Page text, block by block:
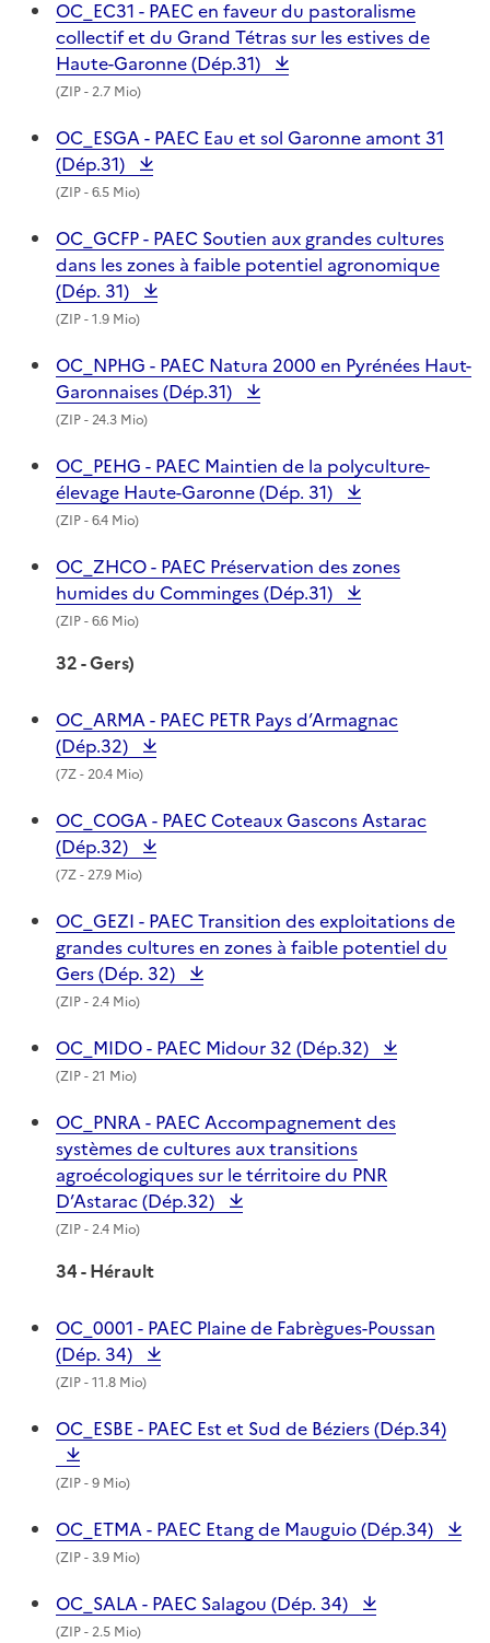
OC_EC31 - PAEC en faveur du pastoralisme
collectif et du Grand Tétras sur les estives de
Haute-Garonne (Dép.31)
(ZIP- 2.7 Mio)
OC_ESGA - PAEC Eau et sol Garonne amont 31
(Dép.31)
(ZIP- 6.5 Mio)
OC_GCFP - PAEC Soutien aux grandes cultures
dans les zones à faible potentiel agronomique
(Dép. 31)
(ZIP- 1.9 Mio)
OC_NPHG - PAEC Natura 2000 en Pyrénées Haut-
Garonnaises (Dép.31)
(ZIP- 24.3 Mio)
OC_PEHG - PAEC Maintien de la polyculture-
élevage Haute-Garonne (Dép. 31)
(ZIP- 6.4 Mio)
OC_ZHCO - PAEC Préservation des zones
humides du Comminges (Dép.31)
(ZIP- 6.6 Mio)
32 - Gers)
OC_ARMA - PAEC PETR Pays d’Armagnac
(Dép.32)
(7Z- 20.4 Mio)
OC_COGA - PAEC Coteaux Gascons Astarac
(Dép.32)
(7Z- 27.9 Mio)
OC_GEZI - PAEC Transition des exploitations de
grandes cultures en zones à faible potentiel du
Gers (Dép. 32)
(ZIP- 2.4 Mio)
OC_MIDO - PAEC Midour 32 (Dép.32)
(ZIP- 21 Mio)
OC_PNRA - PAEC Accompagnement des
systèmes de cultures aux transitions
agroécologiques sur le térritoire du PNR
D’Astarac (Dép.32)
(ZIP- 2.4 Mio)
34 - Hérault
OC_0001 - PAEC Plaine de Fabrègues-Poussan
(Dép. 34)
(ZIP- 11.8 Mio)
OC_ESBE - PAEC Est et Sud de Béziers (Dép.34)
(ZIP- 9 Mio)
OC_ETMA - PAEC Etang de Mauguio (Dép.34)
(ZIP- 3.9 Mio)
OC_SALA - PAEC Salagou (Dép. 34)
(ZIP- 2.5 Mio)